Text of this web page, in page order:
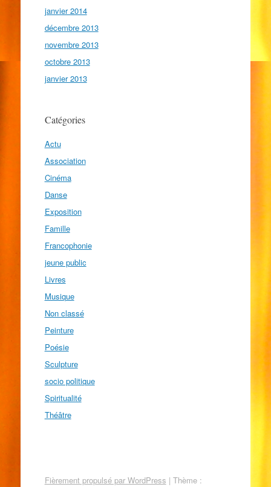
janvier 2014
décembre 2013
novembre 2013
octobre 2013
janvier 2013
Catégories
Actu
Association
Cinéma
Danse
Exposition
Famille
Francophonie
jeune public
Livres
Musique
Non classé
Peinture
Poésie
Sculpture
socio politique
Spiritualité
Théâtre
Fièrement propulsé par WordPress | Thème :